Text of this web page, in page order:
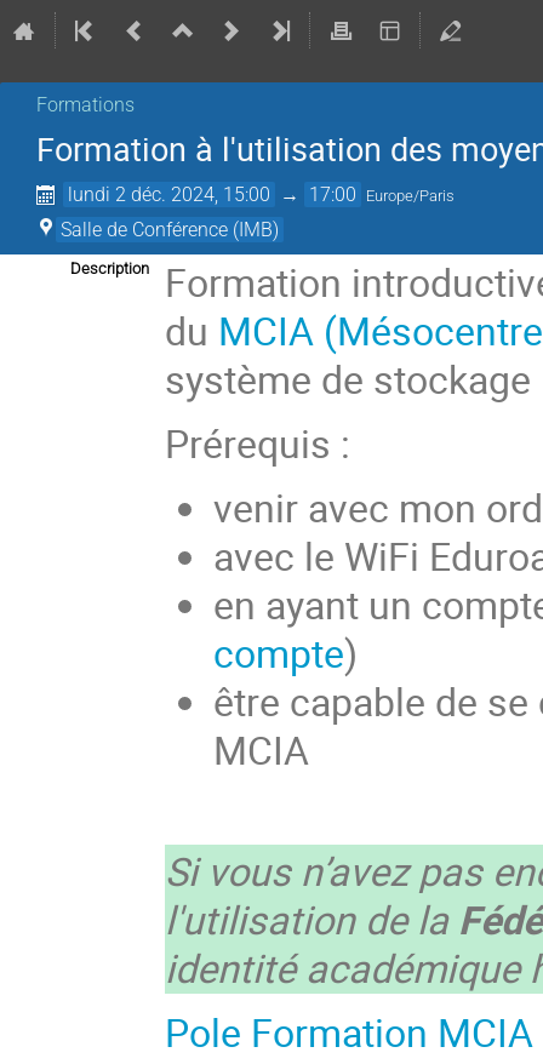
Formations
Formation à l'utilisation des
lundi 2 déc. 2024, 15:00 → 17:00 Europe/Paris
Salle de Conférence (IMB)
Description
Formation
du MCIA
système de stockage
Prérequis :
venir avec mon
avec le WiFi
en ayant un
compte)
être capable de
MCIA
Si vous n’avez pas
l'utilisation de la
identité académique
Pole Formation MCIA